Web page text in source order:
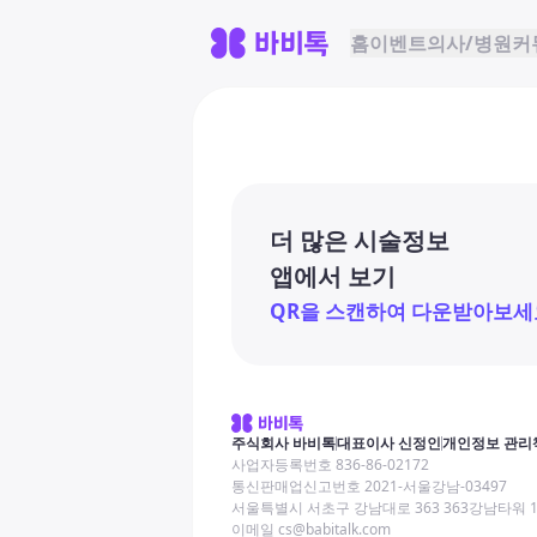
홈이벤트의사/병원커
더 많은 시술정보
앱에서 보기
QR을 스캔하여 다운받아보세
주식회사 바비톡대표이사 신정인개인정보 관리
사업자등록번호 836-86-02172
통신판매업신고번호 2021-서울강남-03497
서울특별시 서초구 강남대로 363 363강남타워
이메일 cs@babitalk.com